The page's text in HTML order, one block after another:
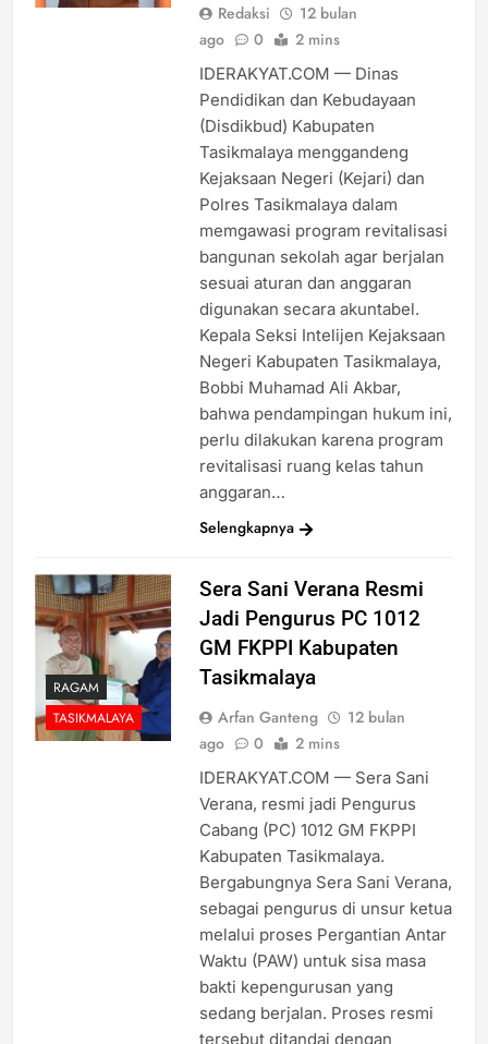
Redaksi
12 bulan
ago
0 2 mins
IDERAKYAT.COM — Dinas
Pendidikan dan Kebudayaan
(Disdikbud) Kabupaten
Tasikmalaya menggandeng
Kejaksaan Negeri (Kejari) dan
Polres Tasikmalaya dalam
memgawasi program revitalisasi
bangunan sekolah agar berjalan
sesuai aturan dan anggaran
digunakan secara akuntabel.
Kepala Seksi Intelijen Kejaksaan
Negeri Kabupaten Tasikmalaya,
Bobbi Muhamad Ali Akbar,
bahwa pendampingan hukum ini,
perlu dilakukan karena program
revitalisasi ruang kelas tahun
anggaran…
Selengkapnya
RAGAM
TASIKMALAYA
Sera Sani Verana Resmi
Jadi Pengurus PC 1012
GM FKPPI Kabupaten
Tasikmalaya
Arfan Ganteng
12 bulan
ago
0 2 mins
IDERAKYAT.COM — Sera Sani
Verana, resmi jadi Pengurus
Cabang (PC) 1012 GM FKPPI
Kabupaten Tasikmalaya.
Bergabungnya Sera Sani Verana,
sebagai pengurus di unsur ketua
melalui proses Pergantian Antar
Waktu (PAW) untuk sisa masa
bakti kepengurusan yang
sedang berjalan. Proses resmi
tersebut ditandai dengan